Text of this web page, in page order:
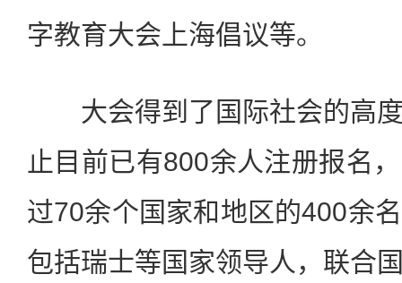
字教育大会上海倡议等。
大会得到了国际社会的高度
止目前已有800余人注册报名
过70余个国家和地区的400余
包括瑞士等国家领导人，联合